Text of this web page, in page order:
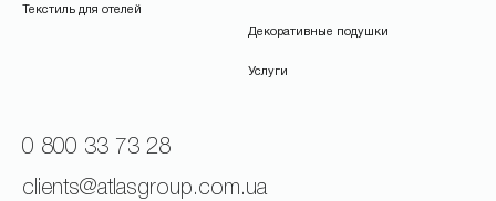
Текстиль для отелей
Декоративные подушки
Услуги
0 800 33 73 28
clients@atlasgroup.com.ua